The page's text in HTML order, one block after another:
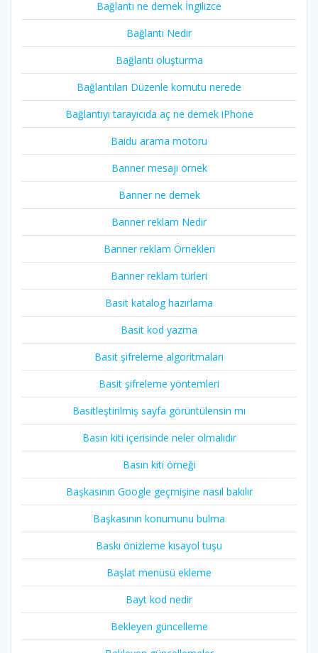
Bağlantı ne demek İngilizce
Bağlantı Nedir
Bağlantı oluşturma
Bağlantıları Düzenle komutu nerede
Bağlantıyı tarayıcıda aç ne demek iPhone
Baidu arama motoru
Banner mesajı örnek
Banner ne demek
Banner reklam Nedir
Banner reklam Örnekleri
Banner reklam türleri
Basit katalog hazırlama
Basit kod yazma
Basit şifreleme algoritmaları
Basit şifreleme yöntemleri
Basitleştirilmiş sayfa görüntülensin mı
Basın kiti içerisinde neler olmalıdır
Basın kiti örneği
Başkasının Google geçmişine nasıl bakılır
Başkasının konumunu bulma
Baskı önizleme kısayol tuşu
Başlat menüsü ekleme
Bayt kod nedir
Bekleyen güncelleme